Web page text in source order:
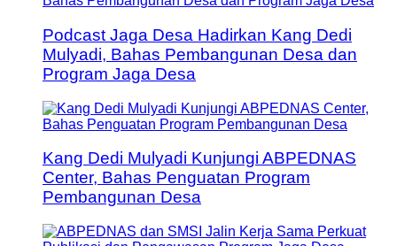
Podcast Jaga Desa Hadirkan Kang Dedi
Mulyadi, Bahas Pembangunan Desa dan
Program Jaga Desa
Kang Dedi Mulyadi Kunjungi ABPEDNAS
Center, Bahas Penguatan Program
Pembangunan Desa